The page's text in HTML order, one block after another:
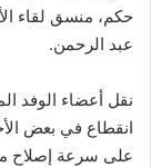
حكم، منسق لقاء
عبد الرحمن.
نقل أعضاء الوفد
انقطاع في بعض
على سرعة إصلاح